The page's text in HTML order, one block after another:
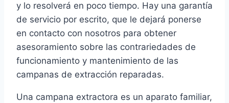
y lo resolverá en poco tiempo. Hay una garantía
de servicio por escrito, que le dejará ponerse
en contacto con nosotros para obtener
asesoramiento sobre las contrariedades de
funcionamiento y mantenimiento de las
campanas de extracción reparadas.
Una campana extractora es un aparato familiar,